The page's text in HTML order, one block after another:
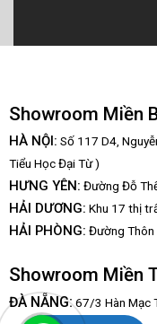
Showroom Miền
HÀ NỘI: Số 117 D4,
Tiểu Học Đại Từ )
HƯNG YÊN: Đường Đỗ
HẢI DƯƠNG: Khu 17 thị
HẢI PHÒNG: Đường Thôn
Showroom Miền
ĐÀ NẴNG:67/3 Hàn Mạc